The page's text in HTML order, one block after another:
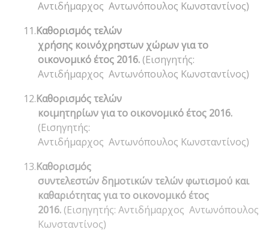
Αντιδήμαρχος Αντωνόπουλος Κωνσταντίνος)
11.Καθορισμός τελών
χρήσης κοινόχρηστων χώρων για το
οικονομικό έτος 2016.(Εισηγητής:
Αντιδήμαρχος Αντωνόπουλος Κωνσταντίνος)
12.Καθορισμός τελών
κοιμητηρίων για το οικονομικό έτος 2016.
(Εισηγητής:
Αντιδήμαρχος Αντωνόπουλος Κωνσταντίνος)
13.Καθορισμός
συντελεστών δημοτικών τελών φωτισμού και
καθαριότητας για το οικονομικό έτος
2016. (Εισηγητής: Αντιδήμαρχος Αντωνόπουλος
Κωνσταντίνος)